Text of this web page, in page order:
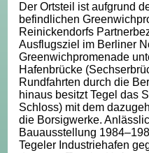
Der Ortsteil ist aufgrund
befindlichen
Reinickendorfs
Ausflugsziel im Berliner
Greenwichpromenade
Hafenbrücke
Rundfahrten durch die
hinaus besitzt Tegel das
Schloss) mit dem
die Borsigwerke.
Bauausstellung
Tegeler Industriehafen